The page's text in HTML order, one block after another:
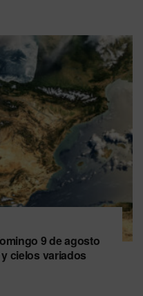
9 de agosto
cielos variados